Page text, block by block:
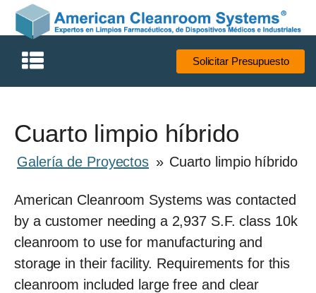
Solicitar Presupuesto
Cuarto limpio híbrido
Galería de Proyectos » Cuarto limpio híbrido
American Cleanroom Systems was contacted
by a customer needing a 2,937 S.F. class 10k
cleanroom to use for manufacturing and
storage in their facility. Requirements for this
cleanroom included large free and clear